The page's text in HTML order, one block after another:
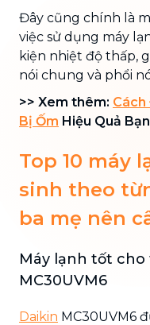
Đây cũng chính là
việc sử dụng máy
kiện nhiệt độ thấp,
nói chung và phổi
>> Xem thêm:
Bị Ốm Hiệu Quả
Top 10 máy
sinh theo
ba mẹ nên
Máy lạnh tốt cho
MC30UVM6
Daikin MC30UVM6